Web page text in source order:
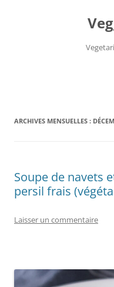
ARCHIVES MENSUELLES :
Soupe de navets
persil frais
Laisser un commentaire